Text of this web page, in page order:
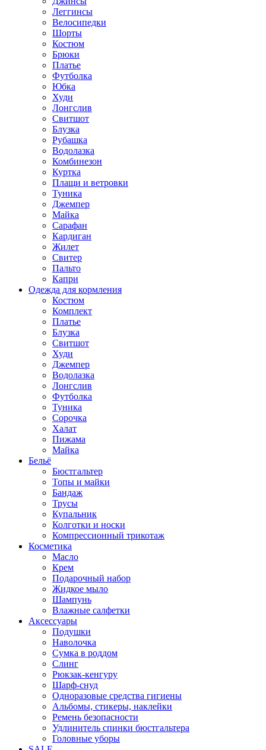
Леггинсы
Велосипедки
Шорты
Костюм
Брюки
Платье
Футболка
Юбка
Худи
Лонгслив
Свитшот
Блузка
Рубашка
Водолазка
Комбинезон
Куртка
Плащи и ветровки
Туника
Джемпер
Майка
Сарафан
Кардиган
Жилет
Свитер
Пальто
Капри
Одежда для кормления
Костюм
Комплект
Платье
Блузка
Свитшот
Худи
Джемпер
Водолазка
Лонгслив
Футболка
Туника
Сорочка
Халат
Пижама
Майка
Бельё
Бюстгальтер
Топы и майки
Бандаж
Трусы
Купальник
Колготки и носки
Компрессионный трикотаж
Косметика
Масло
Крем
Подарочный набор
Жидкое мыло
Шампунь
Влажные салфетки
Аксессуары
Подушки
Наволочка
Сумка в роддом
Cлинг
Рюкзак-кенгуру
Шарф-снуд
Одноразовые средства гигиены
Альбомы, стикеры, наклейки
Ремень безопасности
Удлинитель спинки бюстгальтера
Головные уборы